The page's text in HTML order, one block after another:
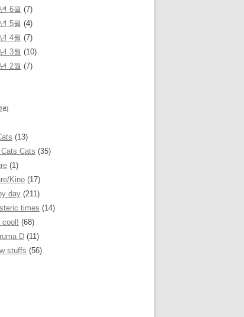
6월 (7)
5월 (4)
4월 (7)
3월 (10)
2월 (7)
리
(13)
Cats (35)
(1)
Kino (17)
day (211)
times (14)
cool! (68)
D (11)
stuffs (56)